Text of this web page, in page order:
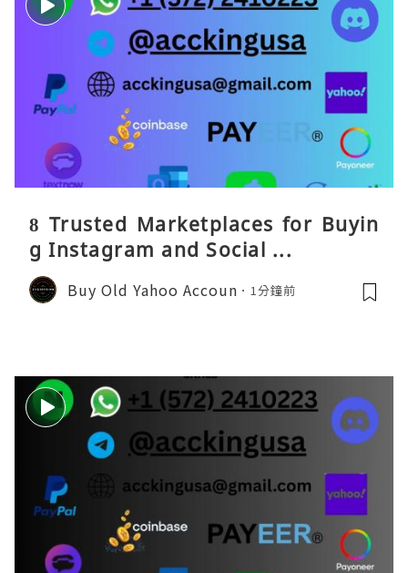
8 Trusted Marketplaces for Buyin
g Instagram and Social ...
Buy Old Yahoo Accoun 1分鐘前